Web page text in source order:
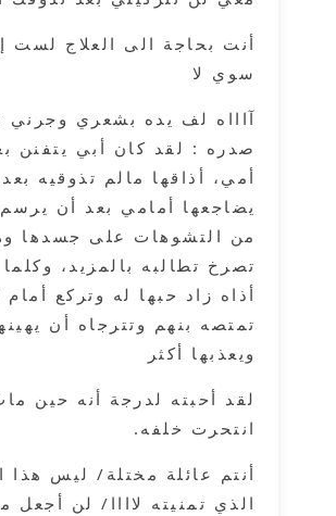
أنت بحاجة الى العلاج لست إنسان
سوي لا
آاااه لف يده بشعري وجرني ناحية
صدره : لقد كان أبي يتفنن بعذاب
أمي، أذاقها مالم تذوقيه بعد، كان
يضاجعها أمامي بعد أن يرسم خرائط
من التشوهات على جسدها وهي
تصرخ تطالبه بالمزيد، وكلما زاد
أذاه زاد حبها له وتركع أمام قضيبه
تمتصه بنهم وتترجاه أن يهينها
ويعذبها أكثر
لقد أحبته لدرجة أنه حين مات
انتحرت خلفه.
أنتم عائلة مختلة/ ليس هذا الحب
الذي تمنيته لاااا/ لن أجعل مصيري